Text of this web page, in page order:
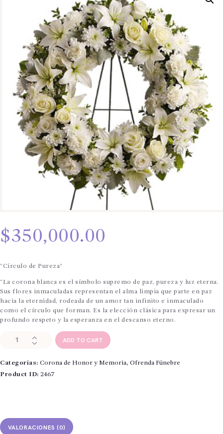
$350,000.00
“Círculo de Pureza”
“La corona blanca es el símbolo supremo de paz, pureza y luz eterna.
Sus flores inmaculadas representan el alma limpia que parte en paz
hacia la eternidad, rodeada de un amor tan infinito e inmaculado
como el círculo que forman. Es la elección clásica para expresar un
profundo respeto y la esperanza en el descanso eterno.
y
Memoria
ADD TO CART
Categorías: Corona de Honor y Memoria, Ofrenda Fúnebre
Product ID: 2467
VALORACIONES (0)